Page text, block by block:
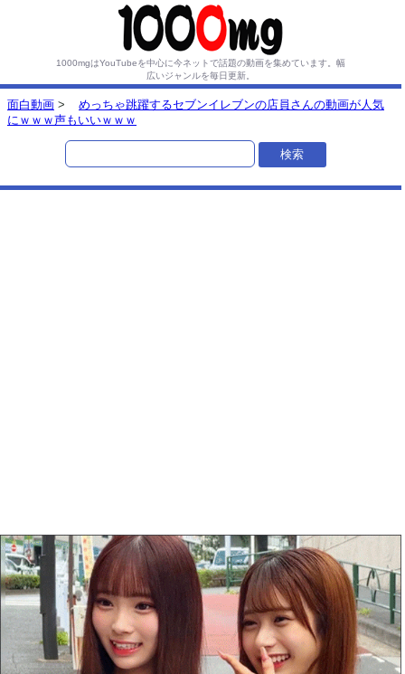
1000mgはYouTubeを中心に今ネットで話題の動画を集めています。 幅
広いジャンルを毎日更新。
面白動画 >
めっちゃ跳躍するセブンイレブンの店員さんの動画が人気
にｗｗｗ声もいいｗｗｗ